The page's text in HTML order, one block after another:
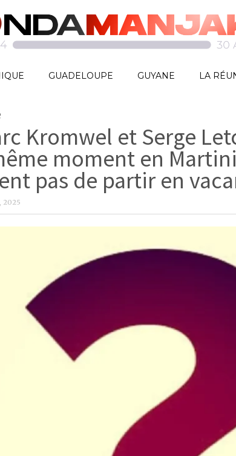
GUADELOUPE GUYANE LA
Kromwel et Serge
moment en
pas de partir en
2025